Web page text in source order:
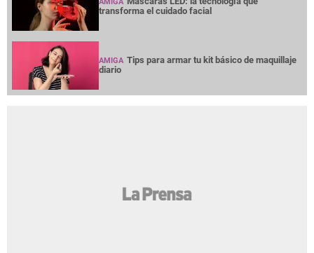
transforma el cuidado facial
AMIGA Tips para armar tu kit básico de maquillaje
diario